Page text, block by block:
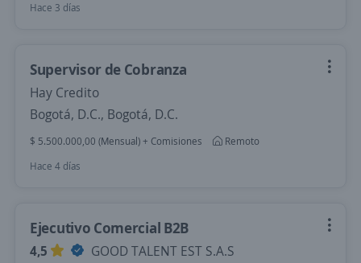
Hace 3 días
Supervisor de Cobranza
Hay Credito
Bogotá, D.C., Bogotá, D.C.
$ 5.500.000,00 (Mensual) + Comisiones
Remoto
Hace 4 días
Ejecutivo Comercial B2B
4,5
GOOD TALENT EST S.A.S